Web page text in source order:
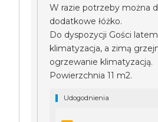
W razie potrzeby można
dodatkowe łóżko.
Do dyspozycji Gości
klimatyzacja, a zimą
ogrzewanie klimatyzacją.
Powierzchnia 11 m2.
Udogodnienia